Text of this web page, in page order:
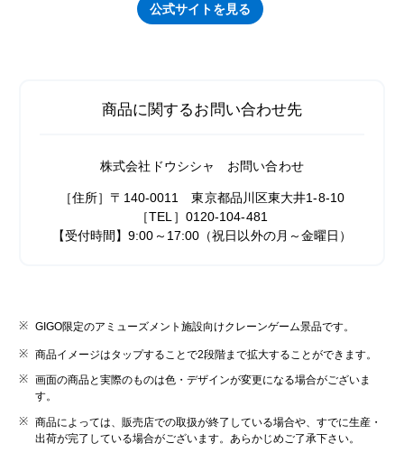
公式サイトを見る
商品に関するお問い合わせ先
株式会社ドウシシャ お問い合わせ
［住所］〒140-0011 東京都品川区東大井1-8-10
［TEL］0120-104-481
【受付時間】9:00～17:00（祝日以外の月～金曜日）
GIGO限定のアミューズメント施設向けクレーンゲーム景品です。
商品イメージはタップすることで2段階まで拡大することができます。
画面の商品と実際のものは色・デザインが変更になる場合がございま
す。
商品によっては、販売店での取扱が終了している場合や、すでに生産・
出荷が完了している場合がございます。あらかじめご了承下さい。